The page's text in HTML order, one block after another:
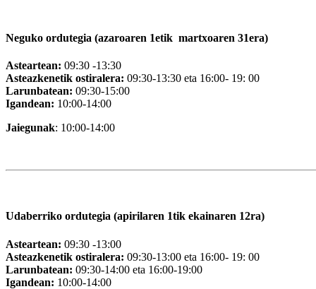
Neguko ordutegia (azaroaren 1etik martxoaren 31era)
Asteartean: 09:30 -13:30
Asteazkenetik ostiralera: 09:30-13:30 eta 16:00- 19: 00
Larunbatean: 09:30-15:00
Igandean: 10:00-14:00
Jaiegunak: 10:00-14:00
Udaberriko ordutegia (apirilaren 1tik ekainaren 12ra)
Asteartean: 09:30 -13:00
Asteazkenetik ostiralera: 09:30-13:00 eta 16:00- 19: 00
Larunbatean: 09:30-14:00 eta 16:00-19:00
Igandean: 10:00-14:00